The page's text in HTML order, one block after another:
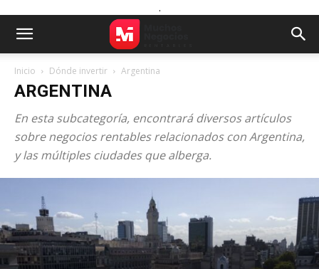
.
Inicio Dónde invertir Argentina
ARGENTINA
En esta subcategoría, encontrará diversos artículos
sobre negocios rentables relacionados con Argentina,
y las múltiples ciudades que alberga.